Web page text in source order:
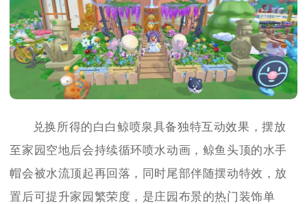
兑换所得的白白鲸喷泉具备独特互动效果，摆放
至家园空地后会持续循环喷水动画，鲸鱼头顶的水手
帽会被水流顶起再回落，同时尾部伴随摆动特效，放
置后可提升家园繁荣度，是庄园布景的热门装饰单